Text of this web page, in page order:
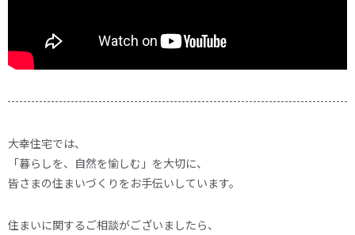
大幸住宅では、
「暮らしを、自然を愉しむ」を大切に、
皆さまの住まいづくりをお手伝いしています。
住まいに関するご相談がございましたら、